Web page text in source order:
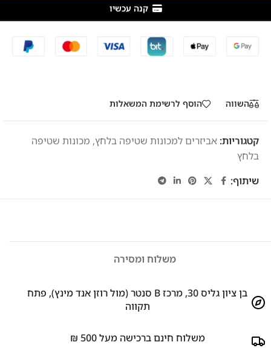
קנה עכשיו
השווה הוסף לרשימת המשאלות
קטגוריות: אביזרים למכונות שטיפה בלחץ, מכונות שטיפה
בלחץ
שיתוף:
משלוח ומסירה
משלוח חינם ברכישה מעל 500 ₪
בן ציון גליס 30, מרכז B סנטר (מול רוזן אנד מינץ), פתח
תקווה